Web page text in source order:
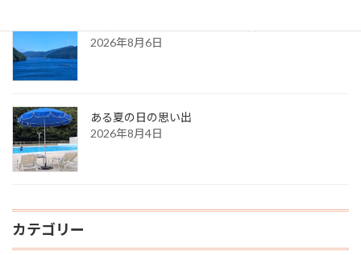
2026年8月6日
ある夏の日の思い出
2026年8月4日
カテゴリー